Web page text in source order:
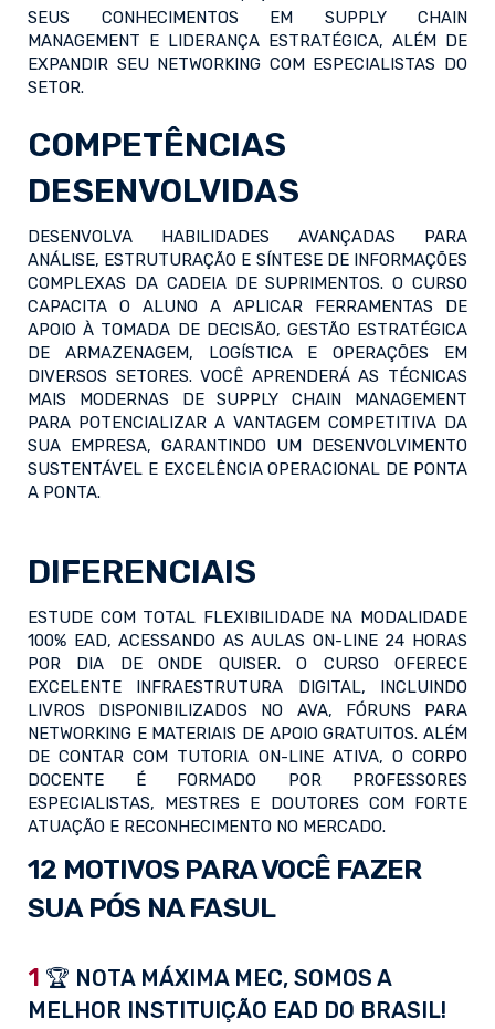
SEUS CONHECIMENTOS EM SUPPLY CHAIN
MANAGEMENT E LIDERANÇA ESTRATÉGICA, ALÉM DE
EXPANDIR SEU NETWORKING COM ESPECIALISTAS DO
SETOR.
COMPETÊNCIAS
DESENVOLVIDAS
DESENVOLVA HABILIDADES AVANÇADAS PARA
ANÁLISE, ESTRUTURAÇÃO E SÍNTESE DE INFORMAÇÕES
COMPLEXAS DA CADEIA DE SUPRIMENTOS. O CURSO
CAPACITA O ALUNO A APLICAR FERRAMENTAS DE
APOIO À TOMADA DE DECISÃO, GESTÃO ESTRATÉGICA
DE ARMAZENAGEM, LOGÍSTICA E OPERAÇÕES EM
DIVERSOS SETORES. VOCÊ APRENDERÁ AS TÉCNICAS
MAIS MODERNAS DE SUPPLY CHAIN MANAGEMENT
PARA POTENCIALIZAR A VANTAGEM COMPETITIVA DA
SUA EMPRESA, GARANTINDO UM DESENVOLVIMENTO
SUSTENTÁVEL E EXCELÊNCIA OPERACIONAL DE PONTA
A PONTA.
DIFERENCIAIS
ESTUDE COM TOTAL FLEXIBILIDADE NA MODALIDADE
100% EAD, ACESSANDO AS AULAS ON-LINE 24 HORAS
POR DIA DE ONDE QUISER. O CURSO OFERECE
EXCELENTE INFRAESTRUTURA DIGITAL, INCLUINDO
LIVROS DISPONIBILIZADOS NO AVA, FÓRUNS PARA
NETWORKING E MATERIAIS DE APOIO GRATUITOS. ALÉM
DE CONTAR COM TUTORIA ON-LINE ATIVA, O CORPO
DOCENTE É FORMADO POR PROFESSORES
ESPECIALISTAS, MESTRES E DOUTORES COM FORTE
ATUAÇÃO E RECONHECIMENTO NO MERCADO.
12 MOTIVOS PARA VOCÊ FAZER
SUA PÓS NA FASUL
1 🏆 NOTA MÁXIMA MEC, SOMOS A
MELHOR INSTITUIÇÃO EAD DO BRASIL!